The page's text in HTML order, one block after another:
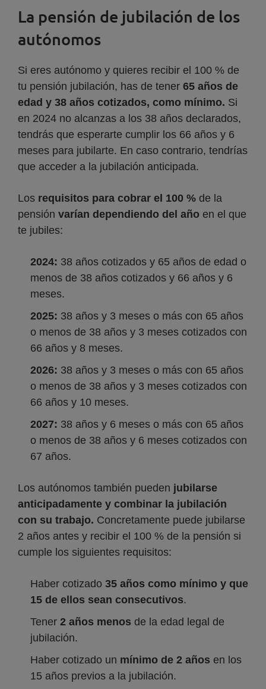
La pensión de jubilación de los
autónomos
Si eres autónomo y quieres recibir el 100 % de
tu pensión jubilación, has de tener 65 años de
edad y 38 años cotizados, como mínimo. Si
en 2024 no alcanzas a los 38 años declarados,
tendrás que esperarte cumplir los 66 años y 6
meses para jubilarte. En caso contrario, tendrías
que acceder a la jubilación anticipada.
Los requisitos para cobrar el 100 % de la
pensión varían dependiendo del año en el que
te jubiles:
2024: 38 años cotizados y 65 años de edad o
menos de 38 años cotizados y 66 años y 6
meses.
2025: 38 años y 3 meses o más con 65 años
o menos de 38 años y 3 meses cotizados con
66 años y 8 meses.
2026: 38 años y 3 meses o más con 65 años
o menos de 38 años y 3 meses cotizados con
66 años y 10 meses.
2027: 38 años y 6 meses o más con 65 años
o menos de 38 años y 6 meses cotizados con
67 años.
Los autónomos también pueden jubilarse
anticipadamente y combinar la jubilación
con su trabajo. Concretamente puede jubilarse
2 años antes y recibir el 100 % de la pensión si
cumple los siguientes requisitos:
Haber cotizado 35 años como mínimo y que
15 de ellos sean consecutivos.
Tener 2 años menos de la edad legal de
jubilación.
Haber cotizado un mínimo de 2 años en los
15 años previos a la jubilación.